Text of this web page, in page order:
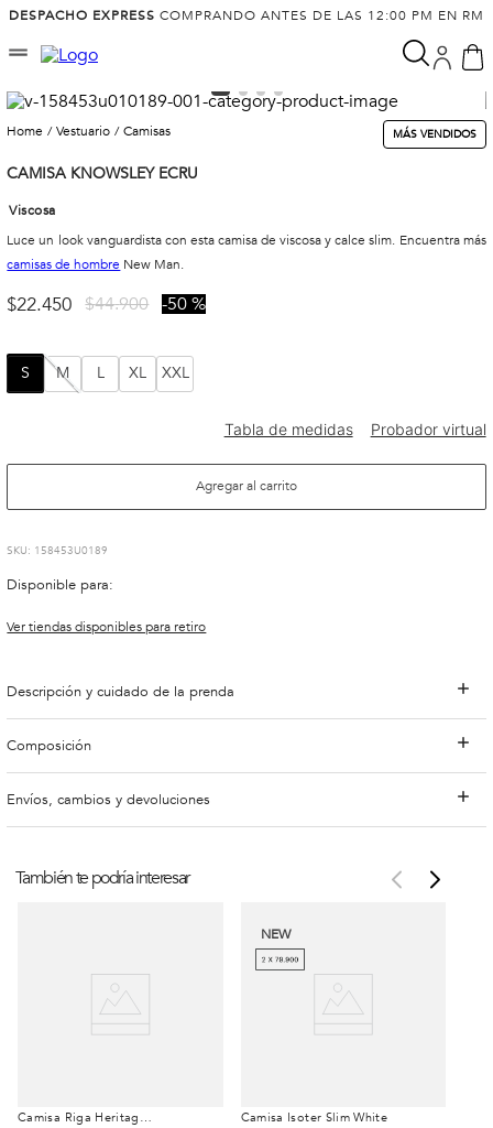
DESPACHO EXPRESS COMPRANDO ANTES DE LAS 12:00 PM EN RM
vestuario camisas MÁS VENDIDOS
CAMISA KNOWSLEY ECRU
Viscosa
Luce un look vanguardista con esta camisa de viscosa y calce slim. Encuentra más
camisas de hombre New Man.
$22.450 $44.900 50 %
S M L XL XXL
Agregar al carrito
: 158453U0189
Disponible para:
Ver tiendas disponibles para retiro
Descripción y cuidado de la prenda
Composición
Envíos, cambios y devoluciones
También te podría interesar
Camisa Riga Heritage
NEW
Camisa Isoter Slim White